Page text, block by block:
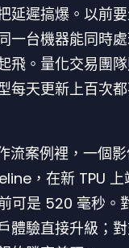
延遲搞爆。以前
一台機器能同時
飛。量化交易團
每天更新上百次
流案例裡，一個
，在新 TPU 上
可是 520 毫秒。
體驗直接升級；